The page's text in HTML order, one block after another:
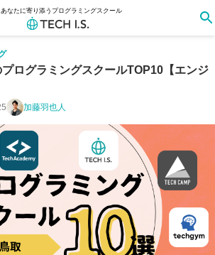
あなたに寄り添うプログラミングスクール
プログラミングスクールTOP10【エンジ
加藤羽也人